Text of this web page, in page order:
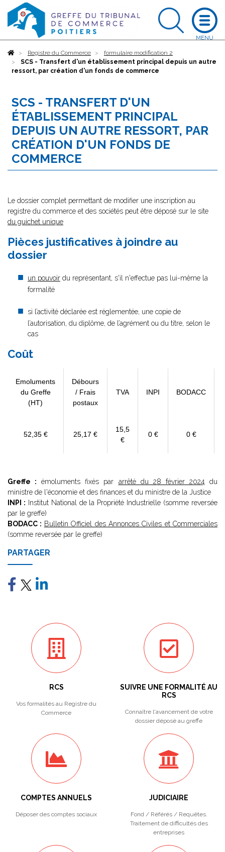
AccueilRegistre du Commerce
formulaire modification 2
SCS - Transfert d'un établissement principal depuis un autre
ressort, par création d'un fonds de commerce
SCS - TRANSFERT D'UN
ÉTABLISSEMENT PRINCIPAL
DEPUIS UN AUTRE RESSORT, PAR
CRÉATION D'UN FONDS DE
COMMERCE
Le dossier complet permettant de modifier une inscription au
registre du commerce et des sociétés peut être déposé sur le site
du guichet unique
Pièces justificatives à joindre au
dossier
un pouvoir du représentant, s'il n'effectue pas lui-même la
formalité
si l’activité déclarée est réglementée, une copie de
l’autorisation, du diplôme, de l’agrément ou du titre, selon le
cas
Coût
Emoluments
du Greffe
(HT)
Débours
/ Frais
postaux
TVA INPI BODACC
52,35 € 25,17 €
15,5
€
0 € 0 €
Greffe : émoluments fixés par arrêté du 28 février 2024 du
ministre de l'économie et des finances et du ministre de la Justice
INPI : Institut National de la Propriété Industrielle (somme reversée
par le greffe)
BODACC : Bulletin Officiel des Annonces Civiles et Commerciales
(somme reversée par le greffe)
PARTAGER
RCS
Vos formalités au Registre du
Commerce
SUIVRE UNE FORMALITÉ AU
RCS
Connaître l'avancement de votre
dossier déposé au greffe
COMPTES ANNUELS
Déposer des comptes sociaux
JUDICIAIRE
Fond / Référés / Requêtes.
Traitement de difficultés des
entreprises